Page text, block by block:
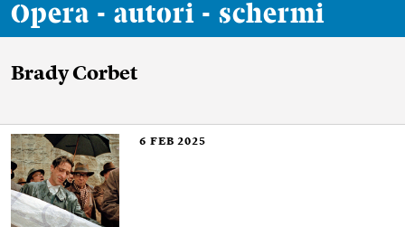
Opera - autori - schermi
Brady Corbet
6 FEB 2025